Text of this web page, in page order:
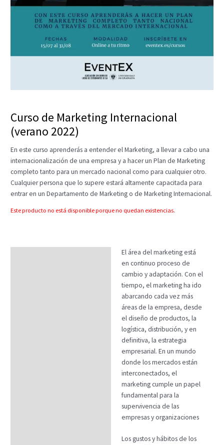
Curso de Marketing Internacional
(verano 2022)
En este curso aprenderás a entender el Marketing, a llevar a cabo una
internacionalización de una empresa y a hacer un Plan de Marketing
completo tanto para un mercado nacional como para cualquier otro.
Cualquier persona que lo supere estará altamente capacitada para
entrar en un Departamento de Marketing o de Marketing Internacional.
Este producto no está disponible porque no quedan existencias.
El área del marketing está
en continuo proceso de
cambio y adaptación. Con el
tiempo, el marketing ha ido
abarcando cada vez más
áreas de la empresa, desde
el diseño de productos, la
logística, distribución, y en
definitiva, la estrategia
empresarial. En un mundo
donde los mercados están
interconectados, el
marketing cumple un papel
fundamental para la
supervivencia de las
empresas y organizaciones
Los gustos y hábitos de los